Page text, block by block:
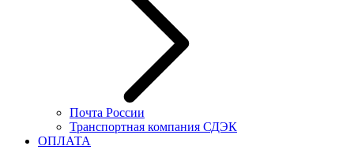
Почта России
Транспортная компания СДЭК
ОПЛАТА